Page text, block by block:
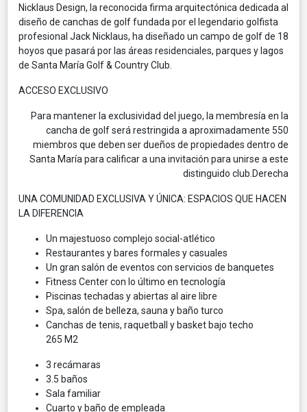
Nicklaus Design, la reconocida firma arquitectónica dedicada al
diseño de canchas de golf fundada por el legendario golfista
profesional Jack Nicklaus, ha diseñado un campo de golf de 18
hoyos que pasará por las áreas residenciales, parques y lagos
de Santa María Golf & Country Club.
ACCESO EXCLUSIVO
Para mantener la exclusividad del juego, la membresía en la
cancha de golf será restringida a aproximadamente 550
miembros que deben ser dueños de propiedades dentro de
Santa María para calificar a una invitación para unirse a este
distinguido club.Derecha
UNA COMUNIDAD EXCLUSIVA Y ÚNICA: ESPACIOS QUE HACEN
LA DIFERENCIA
Un majestuoso complejo social-atlético
Restaurantes y bares formales y casuales
Un gran salón de eventos con servicios de banquetes
Fitness Center con lo último en tecnología
Piscinas techadas y abiertas al aire libre
Spa, salón de belleza, sauna y baño turco
Canchas de tenis, raquetball y basket bajo techo
265 M2
3 recámaras
3.5 baños
Sala familiar
Cuarto y baño de empleada